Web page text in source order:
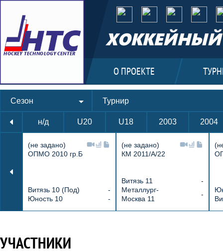
ХОККЕЙНЫЙ
О ПРОЕКТЕ
Сезон Турнир
н/д U20 U18 2003 2004
(не задано)
ОПМО 2010 гр.Б
Витязь 10 (Под)
-
Юность 10
-
(не задано)
КМ 2011/А/22
Витязь 11
-
Металлург-
Москва 11
-
УЧАСТНИКИ